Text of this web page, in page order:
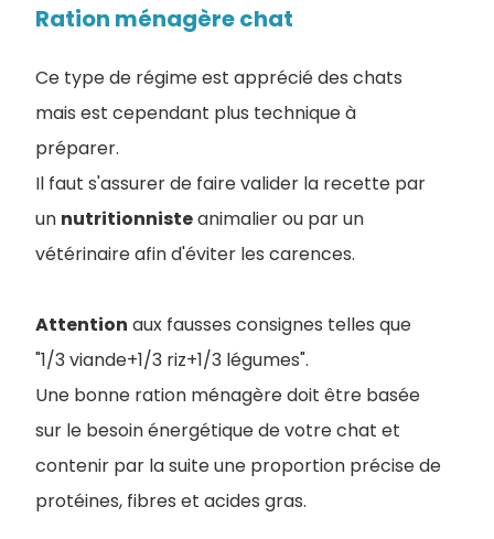
Ration ménagère chat
Ce type de régime est apprécié des chats
mais est cependant plus technique à
préparer.
Il faut s'assurer de faire valider la recette par
un nutritionnisteanimalier ou par un
vétérinaire afin d'éviter les carences.
Attention aux fausses consignes telles que
"1/3 viande+1/3 riz+1/3 légumes".
Une bonne ration ménagère doit être basée
sur le besoin énergétique de votre chat et
contenir par la suite une proportion précise de
protéines, fibres et acides gras.